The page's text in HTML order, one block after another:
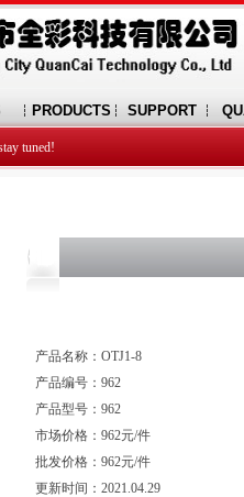
PRODUCTS SUPPORT
tuned!
产品名称：OTJ1-8
产品编号：962
产品型号：962
市场价格：962元/件
批发价格：962元/件
更新时间：2021.04.29